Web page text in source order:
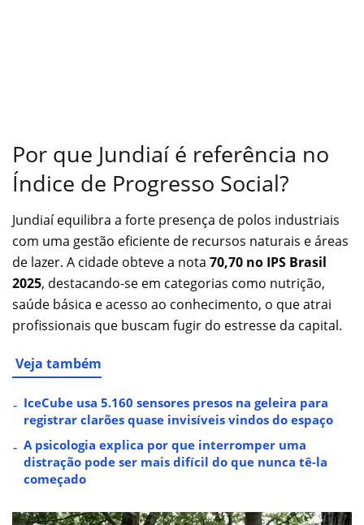
Por que Jundiaí é referência no
Índice de Progresso Social?
Jundiaí equilibra a forte presença de polos industriais
com uma gestão eficiente de recursos naturais e áreas
de lazer. A cidade obteve a nota 70,70 no IPS Brasil
2025, destacando-se em categorias como nutrição,
saúde básica e acesso ao conhecimento, o que atrai
profissionais que buscam fugir do estresse da capital.
Veja também
IceCube usa 5.160 sensores presos na geleira para
registrar clarões quase invisíveis vindos do espaço
A psicologia explica por que interromper uma
distração pode ser mais difícil do que nunca tê-la
começado